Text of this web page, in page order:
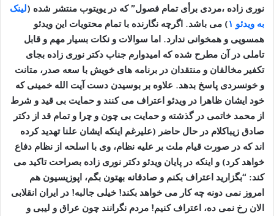
نوری زاده ،مردی برأی تمام فصول” که در یویتوب منتشر شده (لینک
به ویدئو ۱
) می باشد. اگرچه نگارنده با تمام محتویات این ویدئو
همسویی و همخوانی ندارد. اما سوالات و نکات بسیار مهم و قابل
تاملی در آن مطرح شده که امیدوارم جناب دکتر نوری زاده بجای
تکفیر مخالفان و منتقدان در برنامه های خویش با سعه صدر، متانت
و خونسردی پاسخ بدهد. علاوه بر بوسیدن دست آیت الله خمینی که
خود ایشان ظاهرا در ویدئو اعتراف می کنند و حمایت بی قید و شرط
از محمد خاتمی در گذشته و حمایت بی چون و چرا و تمام قد از دکتر
صادق زیباکلام در حال حاضر (علیرغم اینکه ایشان علنا تهدید کرده
اند که در صورت قیام ملت بر علیه نظام، وی با اسلحه از نظام دفاع
خواهد کرد) و اینکه در پایان ویدئو دکتر نوری زاده بصراحت تاکید می
کند: “بگزارید اعتراف بکنم و صادقانه بهتون بگم، اپوزیسیون هم
امروز نمی دونه چه کار می خواهد بکند! خیلی جالبه! در ایران انقلابی
الان رخ نمی ده، اعتراف کنیم! مردم نگرانند چون عراق و لیبی و